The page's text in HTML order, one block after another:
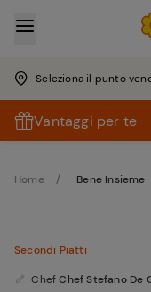
Seleziona il punto
Vantaggi per te
Home Bene Insieme
Secondi Piatti
Chef Chef Stefano De